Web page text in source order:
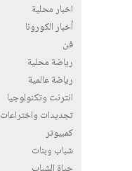
اخبار محلية
أخبار الكورونا
فن
رياضة محلية
رياضة عالمية
انترنت وتكنولوجيا
تجديدات واختراعات
كمبيوتر
شباب وبنات